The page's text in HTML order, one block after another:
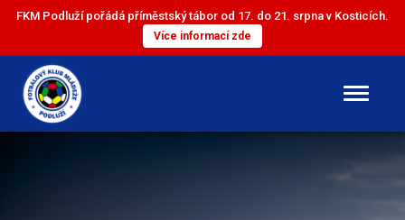
FKM Podluží pořádá příměstský tábor od 17. do 21. srpna v Kosticích.
Více informací zde